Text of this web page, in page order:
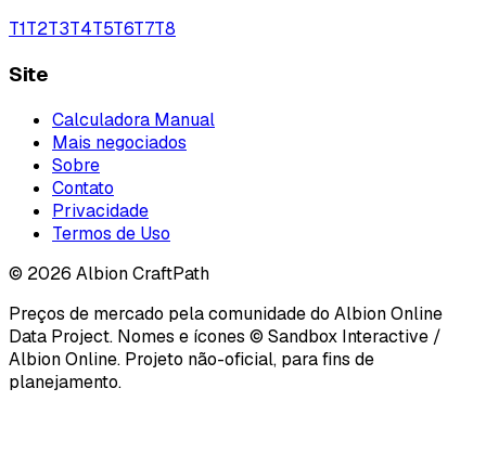
T1T2T3T4T5T6T7T8
Site
Calculadora Manual
Mais negociados
Sobre
Contato
Privacidade
Termos de Uso
© 2026 Albion CraftPath
Preços de mercado pela comunidade do Albion Online
Data Project. Nomes e ícones © Sandbox Interactive /
Albion Online. Projeto não-oficial, para fins de
planejamento.